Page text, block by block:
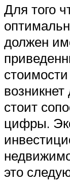
Для того
должен
стоит
цифры.
это